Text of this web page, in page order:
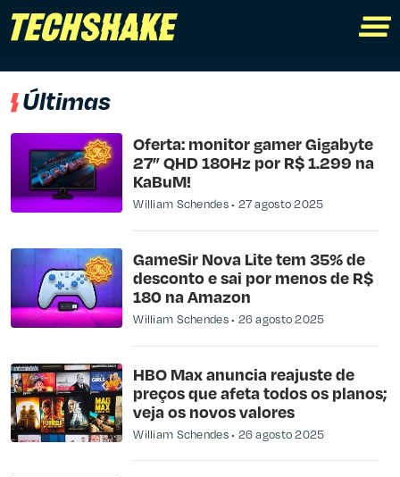
Últimas
Oferta: monitor gamer Gigabyte
27” QHD 180Hz por R$ 1.299 na
KaBuM!
William Schendes 27 agosto 2025
GameSir Nova Lite tem 35% de
desconto e sai por menos de R$
180 na Amazon
William Schendes 26 agosto 2025
HBO Max anuncia reajuste de
preços que afeta todos os planos;
veja os novos valores
William Schendes 26 agosto 2025